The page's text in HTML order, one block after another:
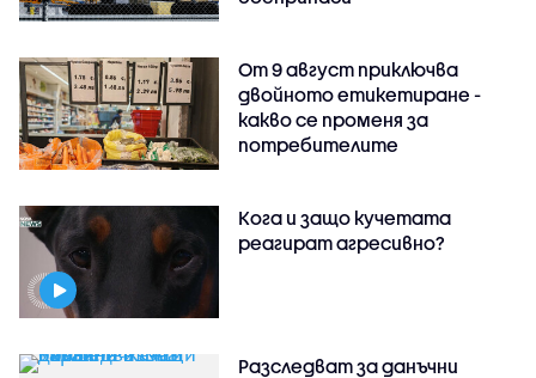
От 9 август приключва
двойното етикетиране -
какво се променя за
потребителите
Кога и защо кучетата
реагират агресивно?
Разследват за данъчни